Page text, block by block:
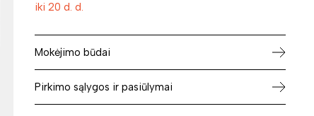
iki 20 d. d.
Mokėjimo būdai
Pirkimo sąlygos ir pasiūlymai